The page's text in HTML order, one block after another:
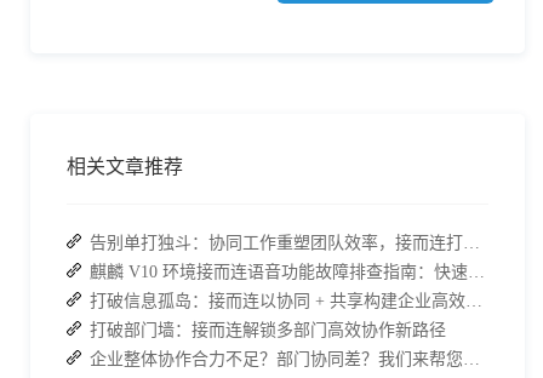
相关文章推荐
打破部门墙：接而连解锁多部门高效协作新路径